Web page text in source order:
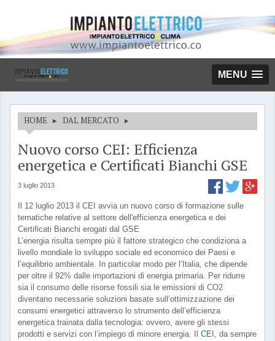
MENU
HOME ▸ DAL MERCATO ▸
Nuovo corso CEI: Efficienza
energetica e Certificati Bianchi GSE
3 luglio 2013
Il 12 luglio 2013 il CEI avvia un nuovo corso di formazione sulle
tematiche relative al settore dell'efficienza energetica e dei
Certificati Bianchi erogati dal GSE
L’energia risulta sempre più il fattore strategico che condiziona a
livello mondiale lo sviluppo sociale ed economico dei Paesi e
l’equilibrio ambientale. In particolar modo per l’Italia, che dipende
per oltre il 92% dalle importazioni di energia primaria. Per ridurre
sia il consumo delle risorse fossili sia le emissioni di CO2
diventano necessarie soluzioni basate sull’ottimizzazione dei
consumi energetici attraverso lo strumento dell’efficienza
energetica trainata dalla tecnologia: ovvero, avere gli stessi
prodotti e servizi con l’impiego di minore energia. Il CEI , da sempre